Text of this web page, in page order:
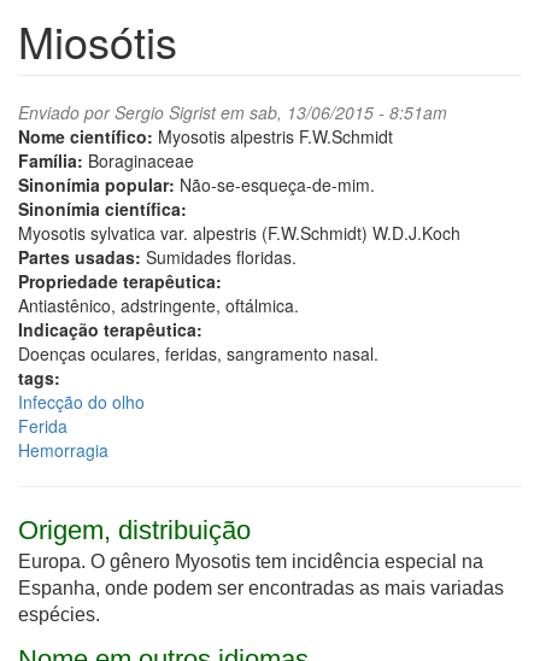
Miosótis
Enviado porSergio Sigristem sab, 13/06/2015 - 8:51am
Nome científico: Myosotis alpestris F.W.Schmidt
Família: Boraginaceae
Sinonímia popular: Não-se-esqueça-de-mim.
Sinonímia científica:
Myosotis sylvatica var. alpestris (F.W.Schmidt) W.D.J.Koch
Partes usadas: Sumidades floridas.
Propriedade terapêutica:
Antiastênico, adstringente, oftálmica.
Indicação terapêutica:
Doenças oculares, feridas, sangramento nasal.
tags:
Infecção do olho
Ferida
Hemorragia
Origem, distribuição
Europa. O gênero Myosotis tem incidência especial na
Espanha, onde podem ser encontradas as mais variadas
espécies.